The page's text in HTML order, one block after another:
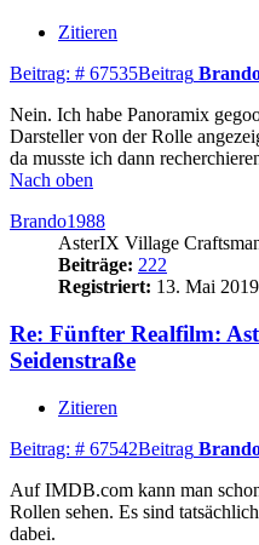
Zitieren
Beitrag: # 67535Beitrag
Nein. Ich habe Panoramix
Darsteller von der Rolle
da musste ich dann
Nach oben
Brando1988
AsterIX Village
Beiträge: 222
Registriert: 13. Mai
Re: Fünfter Realfilm:
Seidenstraße
Zitieren
Beitrag: # 67542Beitrag
Auf IMDB.com kann man
Rollen sehen. Es sind
dabei.